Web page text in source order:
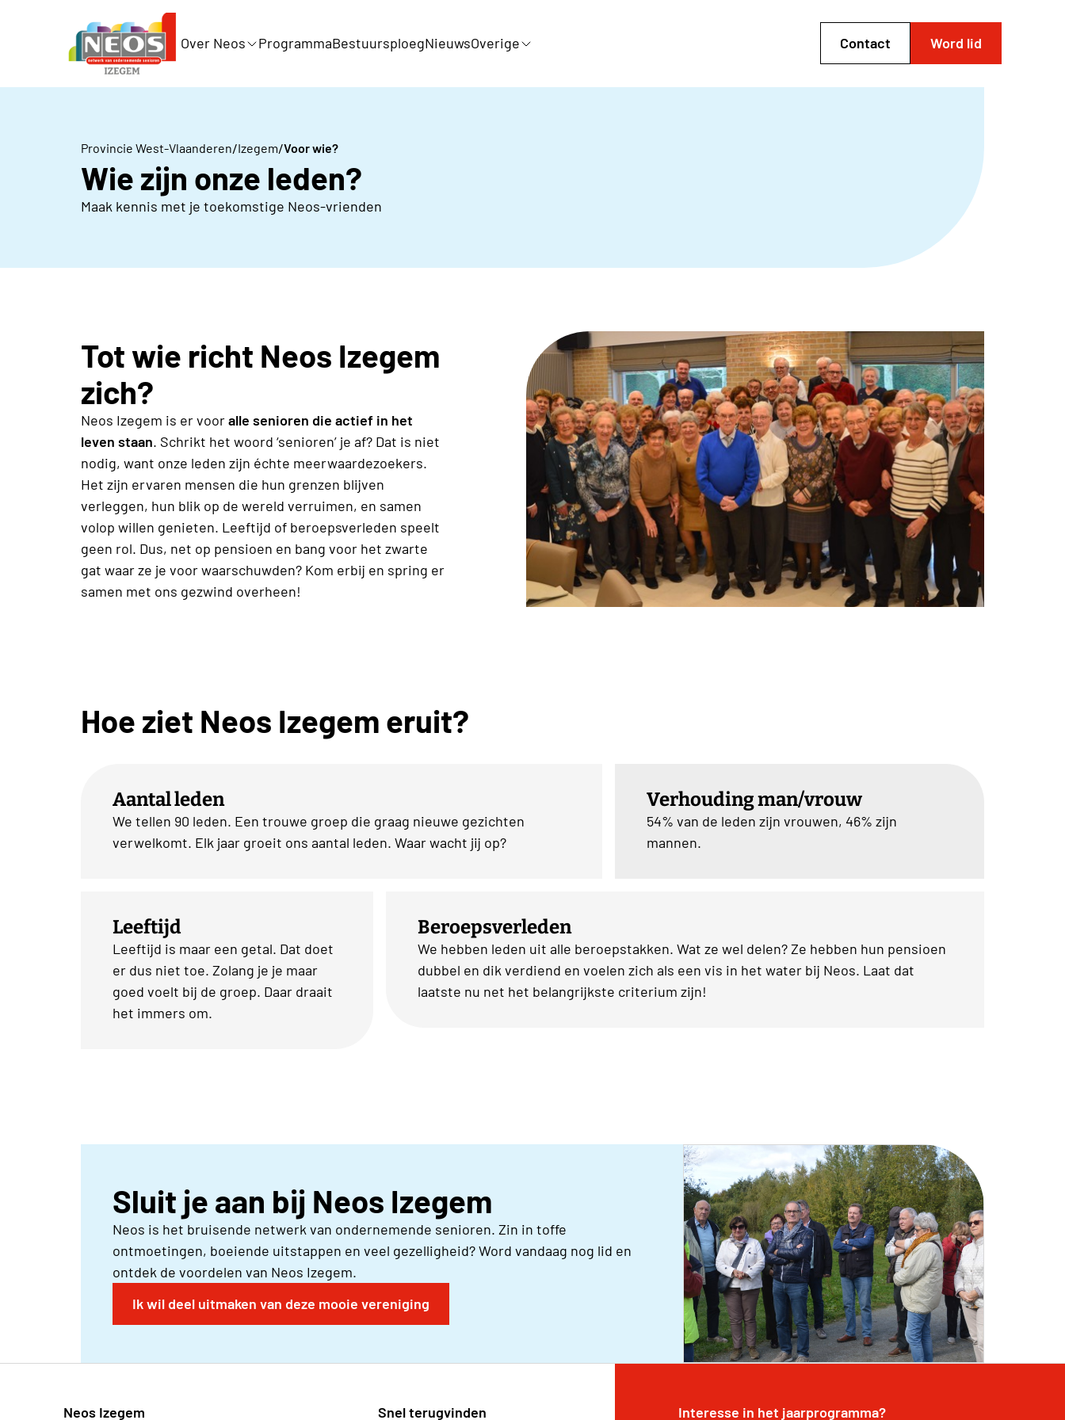
Over Neos ProgrammaBestuursploegNieuwsOverige Contact Word lid
Provincie West-Vlaanderen/Izegem/Voor wie?
Wie zijn onze leden?
Maak kennis met je toekomstige Neos-vrienden
Tot wie richt Neos Izegem
zich?
Neos Izegem is er vooralle senioren die actief in het
leven staan. Schrikt het woord ‘senioren’ je af? Dat is niet
nodig, want onze leden zijn échte meerwaardezoekers.
Het zijn ervaren mensen die hun grenzen blijven
verleggen, hun blik op de wereld verruimen, en samen
volop willen genieten. Leeftijd of beroepsverleden speelt
geen rol. Dus, net op pensioen en bang voor het zwarte
gat waar ze je voor waarschuwden? Kom erbij en spring er
samen met ons gezwind overheen!
Hoe ziet Neos Izegem eruit?
Aantal leden
We tellen 90 leden. Een trouwe groep die graag nieuwe gezichten
verwelkomt. Elk jaar groeit ons aantal leden. Waar wacht jij op?
Verhouding man/vrouw
54% van de leden zijn vrouwen, 46% zijn
mannen.
Leeftijd
Leeftijd is maar een getal. Dat doet
er dus niet toe. Zolang je je maar
goed voelt bij de groep. Daar draait
het immers om.
Beroepsverleden
We hebben leden uit alle beroepstakken. Wat ze wel delen? Ze hebben hun pensioen
dubbel en dik verdiend en voelen zich als een vis in het water bij Neos. Laat dat
laatste nu net het belangrijkste criterium zijn!
Sluit je aan bij Neos Izegem
Neos is het bruisende netwerk van ondernemende senioren. Zin in toffe
ontmoetingen, boeiende uitstappen en veel gezelligheid? Word vandaag nog lid en
ontdek de voordelen van Neos Izegem.
Ik wil deel uitmaken van deze mooie vereniging
Neos Izegem Snel terugvinden Interesse in het jaarprogramma?